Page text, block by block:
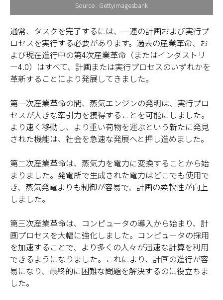
Source : Gettyimagesbank
通常、タスクを完了するには、一連の計画および実行プ
ロセスを実行する必要があります。過去の産業革命、お
よび現在進行中の第4次産業革命（またはインダストリ
ー4.0）はすべて、計画または実行プロセスのいずれかを
革新することにより発展してきました。
第一次産業革命の間、蒸気エンジンの発明は、実行プロ
セスが大きな牽引力を獲得することを可能にしました。
より速く移動し、より重い荷物を運ぶという新たに発見
された機能は、社会を急速な発展へと押し進めました。
第二次産業革命は、蒸気力を電力に変換することから始
まりました。発電所で生成された電力はどこでも使用で
き、蒸気発電よりも制御が容易で、計画の柔軟性が向上
しました。
第三次産業革命は、コンピュータの導入から始まり、計
画プロセスを大幅に強化しました。コンピュータの採用
を加速することで、より多くの人々が迅速な計算を利用
できるようになりました。これにより、計画の進行が容
易になり、最終的に困難な問題を解決するのに役立ちま
した。